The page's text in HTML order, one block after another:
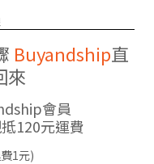
Buyandship直
來
會員
120元運費
1元)